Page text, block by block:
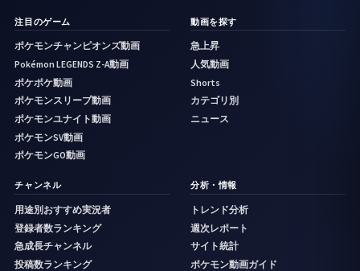
注目のゲーム
ポケモンチャンピオンズ動画
Pokémon LEGENDS Z-A動画
ポケポケ動画
ポケモンスリープ動画
ポケモンユナイト動画
ポケモンSV動画
ポケモンGO動画
動画を探す
急上昇
人気動画
Shorts
カテゴリ別
ニュース
チャンネル
用途別おすすめ実況者
登録者数ランキング
急成長チャンネル
投稿数ランキング
分析・情報
トレンド分析
週次レポート
サイト統計
ポケモン動画ガイド